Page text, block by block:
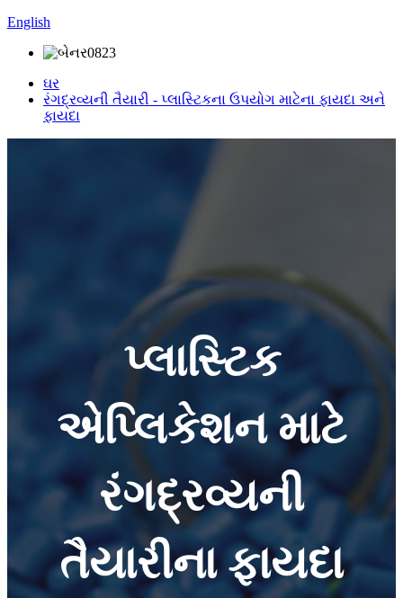
English
ઘર
રંગદ્રવ્યની તૈયારી - પ્લાસ્ટિકના ઉપયોગ માટેના ફાયદા અને
ફાયદા
પ્લાસ્ટિક
એપ્લિકેશન માટે
રંગદ્રવ્યની
તૈયારીના ફાયદા